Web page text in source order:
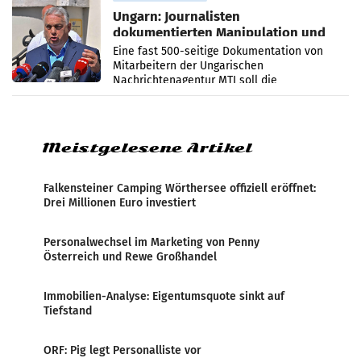
Ungarn: Journalisten
dokumentierten Manipulation und
Zensur
Eine fast 500-seitige Dokumentation von
Mitarbeitern der Ungarischen
Nachrichtenagentur MTI soll die
systematische Nachrichten-Manipulation und
Meistgelesene Artikel
Falkensteiner Camping Wörthersee offiziell eröffnet:
Drei Millionen Euro investiert
Personalwechsel im Marketing von Penny
Österreich und Rewe Großhandel
Immobilien-Analyse: Eigentumsquote sinkt auf
Tiefstand
ORF: Pig legt Personalliste vor